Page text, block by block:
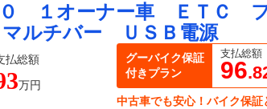
０ １オーナー車 ＥＴＣ
ルチバー ＵＳＢ電源
払総額
万円
グーバイク保証
付きプラン
支払総額
96
中古車でも安心！バイク保証